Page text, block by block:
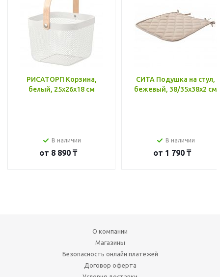
РИСАТОРП Корзина,
белый, 25x26x18 см
В наличии
от 8 890 ₸
СИТА Подушка на стул,
бежевый, 38/35x38x2 см
В наличии
от 1 790 ₸
О компании
Магазины
Безопасность онлайн платежей
Договор оферта